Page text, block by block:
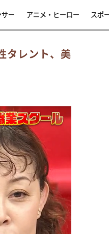
ー アニメ・ヒーロー スポ
タレント、美